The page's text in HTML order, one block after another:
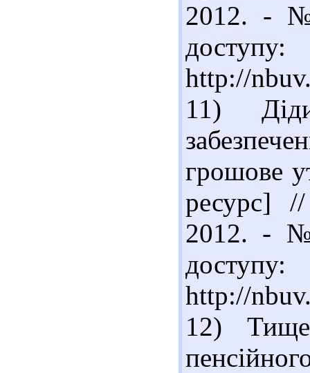
2012. -
доступу:
http://
11)
грошове
ресурс]
2012. -
доступу:
http://
12)